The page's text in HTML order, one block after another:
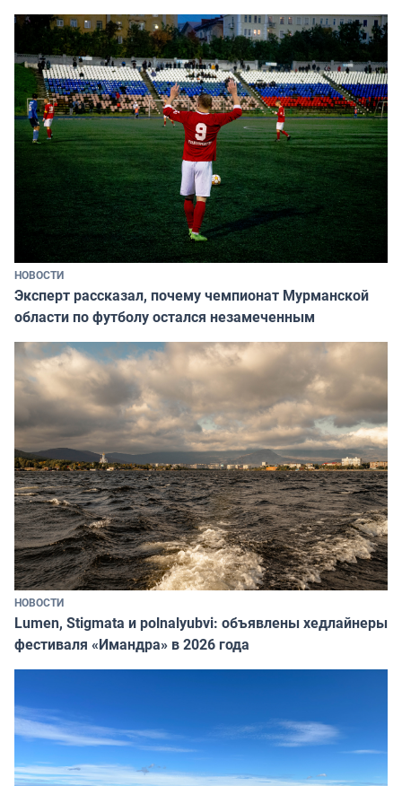
НОВОСТИ
Эксперт рассказал, почему чемпионат Мурманской
области по футболу остался незамеченным
НОВОСТИ
Lumen, Stigmata и polnalyubvi: объявлены хедлайнеры
фестиваля «Имандра» в 2026 года